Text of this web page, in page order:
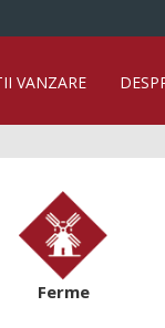
VANZARE
Ferme